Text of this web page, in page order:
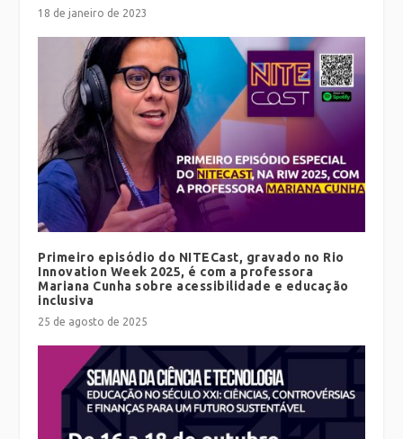
18 de janeiro de 2023
Primeiro episódio do NITECast, gravado no Rio
Innovation Week 2025, é com a professora
Mariana Cunha sobre acessibilidade e educação
inclusiva
25 de agosto de 2025